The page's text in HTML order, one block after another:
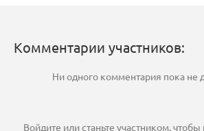
Комментарии участников:
Ни одного комментария пока не
Войдите илистаньте участником, чтобы